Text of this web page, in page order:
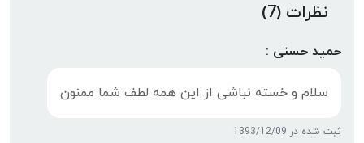
نظرات (7)
حمید حسنی :
سلام و خسته نباشی از این همه لطف شما ممنون
ثبت شده در 1393/12/09